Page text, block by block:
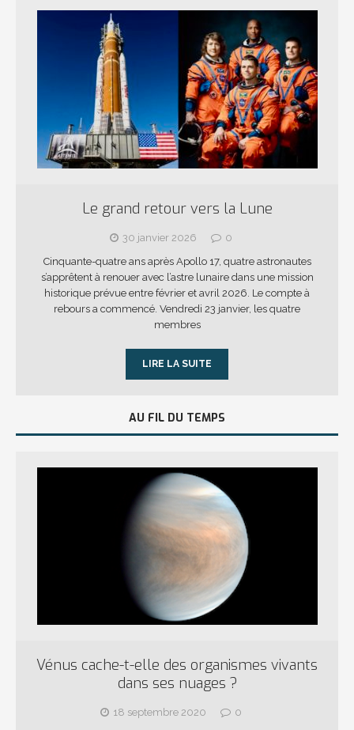
Le grand retour vers la Lune
30 janvier 2026
0
Cinquante-quatre ans après Apollo 17, quatre astronautes
s’apprêtent à renouer avec l’astre lunaire dans une mission
historique prévue entre février et avril 2026. Le compte à
rebours a commencé. Vendredi 23 janvier, les quatre
membres
LIRE LA SUITE
AU FIL DU TEMPS
Vénus cache-t-elle des organismes vivants
dans ses nuages ?
18 septembre 2020
0